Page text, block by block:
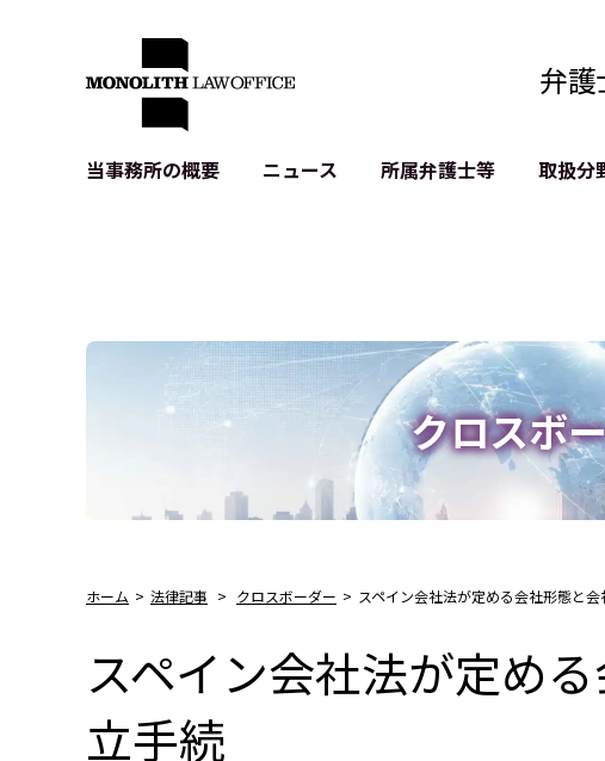
弁護
当事務所の概要 ニュース 所属弁護士等 取扱分
IPO（上場）支援
生成AI関連法務
記事・LPの薬機法等チェ
D2C等の不正転売対策
サイバー犯罪の刑事告訴等
クロスボ
ホーム > 法律記事 > クロスボーダー > スペイン会社法が定める会社形態と
スペイン会社法が定め
立手続